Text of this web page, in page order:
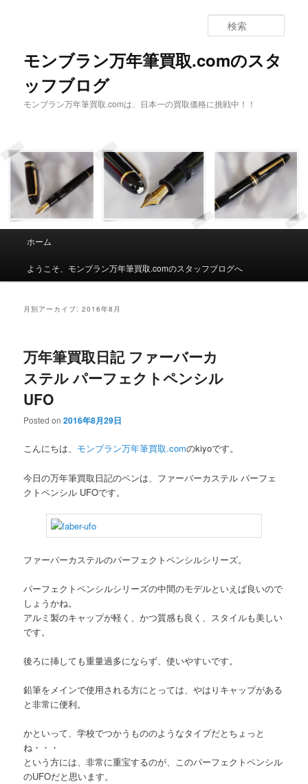
モンブラン万年筆買取.comのスタ
ッフブログ
モンブラン万年筆買取.comは、日本一の買取価格に挑戦中！！
索
メインコンテンツへ移動
サブコンテンツへ移動
ホーム
ようこそ、モンブラン万年筆買取.comのスタッフブログへ
月別アーカイブ:2016年8月
万年筆買取日記 ファーバーカ
ステル パーフェクトペンシル
UFO
Posted on2016年8月29日
こんにちは、 モンブラン万年筆買取.comのkiyoです。
今日の万年筆買取日記のペンは、ファーバーカステル パーフェ
クトペンシル UFOです。
ファーバーカステルのパーフェクトペンシルシリーズ。
パーフェクトペンシルシリーズの中間のモデルといえば良いので
しょうかね。
アルミ製のキャップが軽く、かつ質感も良く、スタイルも美しい
です。
後ろに挿しても重量過多にならず、使いやすいです。
鉛筆をメインで使用される方にとっては、やはりキャップがある
と非常に便利。
かといって、学校でつかうもののようなタイプだとちょっと
ね・・・
という方には、非常に重宝するのが、このパーフェクトペンシル
のUFOだと思います。